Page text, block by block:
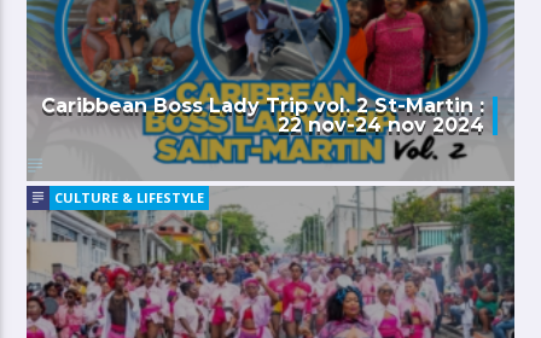
Caribbean Boss Lady Trip vol. 2 St-Martin :
22 nov-24 nov 2024
CULTURE & LIFESTYLE